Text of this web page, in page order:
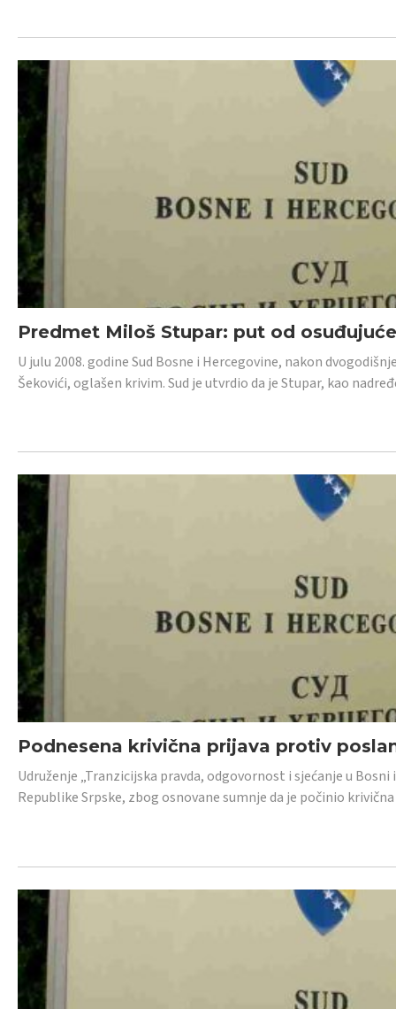
Predmet Miloš Stupar: put od
U julu 2008. godine Sud Bosne i Hercegovine, nakon
Šekovići, oglašen krivim. Sud je utvrdio da je Stupar, kao
Podnesena krivična prijava protiv
Udruženje „Tranzicijska pravda, odgovornost i sjećanje u
Republike Srpske, zbog osnovane sumnje da je počinio